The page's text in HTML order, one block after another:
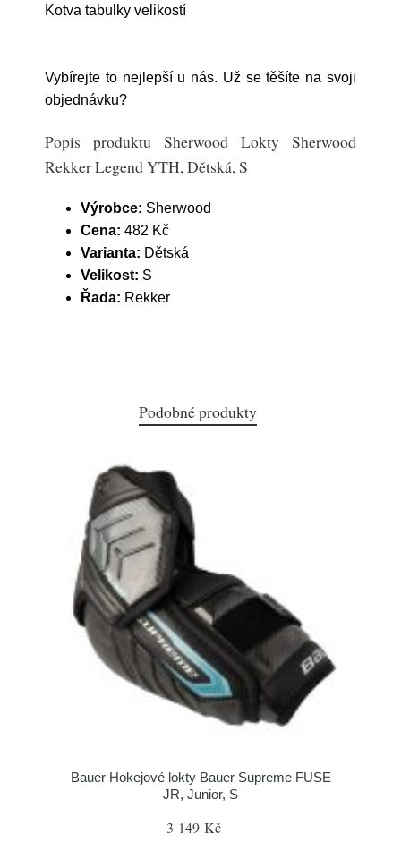
Kotva tabulky velikostí
Vybírejte to nejlepší u nás. Už se těšíte na svoji
objednávku?
Popis produktu Sherwood Lokty Sherwood
Rekker Legend YTH, Dětská, S
Výrobce: Sherwood
Cena: 482 Kč
Varianta: Dětská
Velikost: S
Řada: Rekker
Podobné produkty
Bauer Hokejové lokty Bauer Supreme FUSE
JR, Junior, S
3 149 Kč